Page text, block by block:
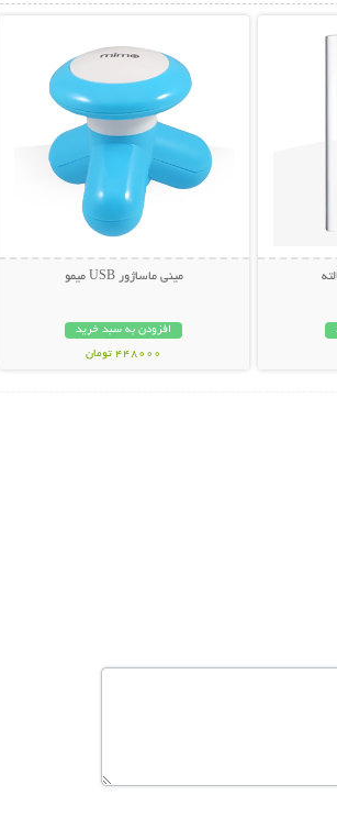
مینی ماساژور USB میمو
افزودن به سبد خرید
448000 تومان